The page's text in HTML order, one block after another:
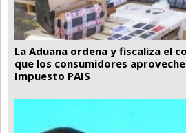
La Aduana ordena y fiscaliza el
que los consumidores
Impuesto PAIS